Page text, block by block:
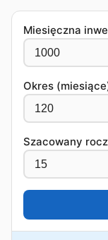
Miesięczna
Okres
Szacowany